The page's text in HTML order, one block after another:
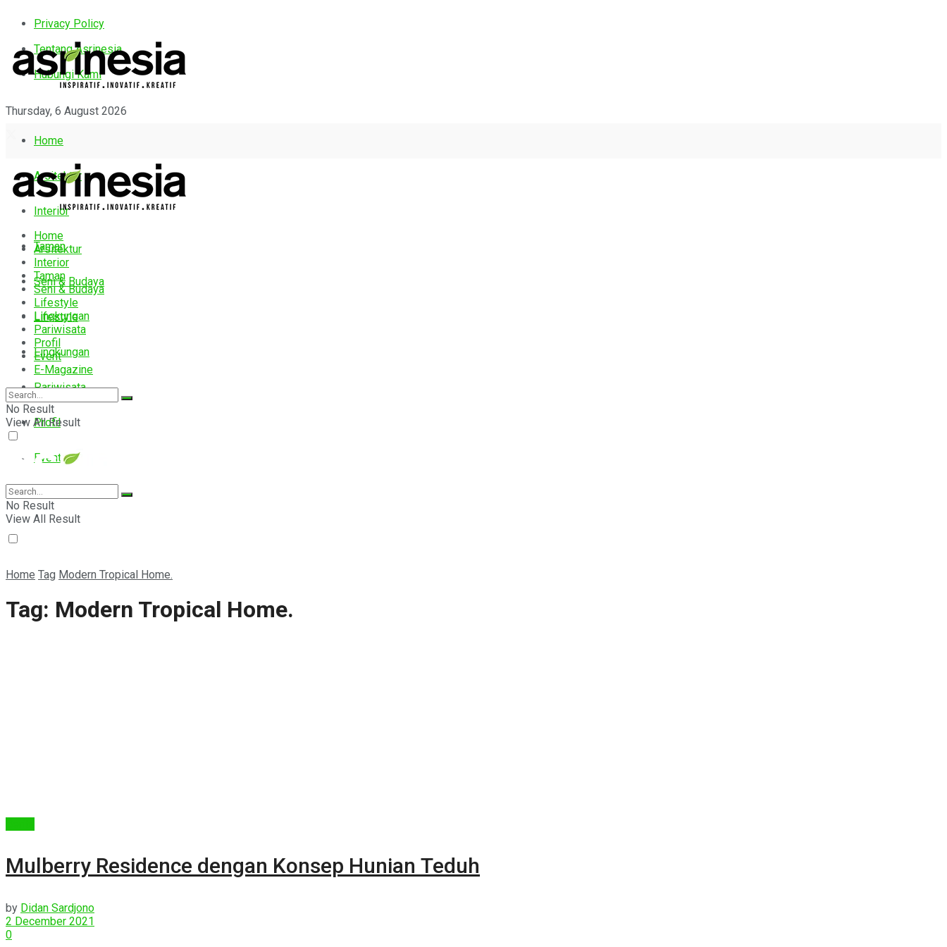
Privacy Policy
Tentang Asrinesia
Hubungi Kami
Thursday, 6 August 2026
Home
Arsitektur
Interior
Taman
Seni & Budaya
Lifestyle
Lingkungan
Pariwisata
Profil
Event
E-Magazine
Home
Arsitektur
Interior
Taman
Seni & Budaya
Lifestyle
Lingkungan
Pariwisata
Profil
Event
E-Magazine
No Result
View All Result
No Result
View All Result
Home Tag Modern Tropical Home.
Tag: Modern Tropical Home.
Mulberry Residence dengan Konsep Hunian Teduh
by Didan Sardjono
2 December 2021
0